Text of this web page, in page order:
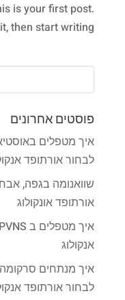
is your first post.
then start writing!
פוסטים אחרונים
איך מטפלים
לבחור אורתופד
שוואנומה בגפה,
אורתופד אונקולוג
אנקולוג
איך מנתחים
לבחור אורתופד